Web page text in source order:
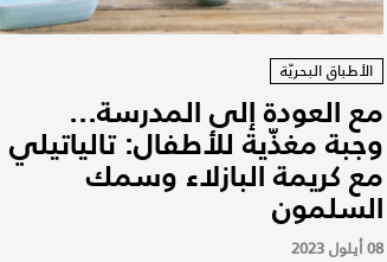
الأطباق البحريّة
مع العودة إلى المدرسة...
وجبة مغذّية للأطفال: تالياتيلي
مع كريمة البازلاء وسمك
السلمون
08 أيلول 2023